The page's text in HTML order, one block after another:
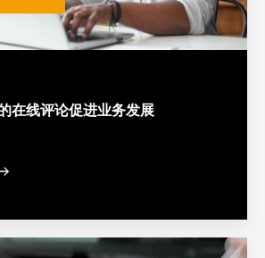
在线评论促进业务发展
BOOST YOUR BUSINESS BY